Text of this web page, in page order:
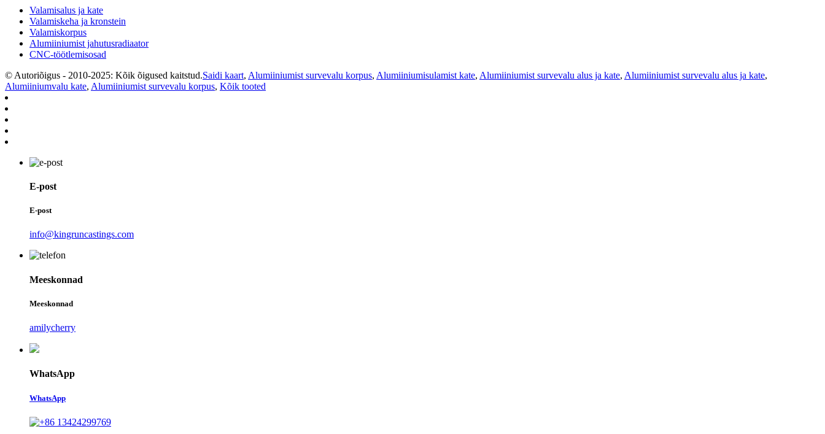
Valamisalus ja kate
Valamiskeha ja kronstein
Valamiskorpus
Alumiiniumist jahutusradiaator
CNC-töötlemisosad
© Autoriõigus - 2010-2025: Kõik õigused kaitstud.Saidi kaart, Alumiiniumist survevalu korpus, Alumiiniumisulamist kate, Alumiiniumist survevalu alus ja kate, Alumiiniumist survevalu alus ja kate,
Alumiiniumvalu kate, Alumiiniumist survevalu korpus, Kõik tooted
E-post
E-post
info@kingruncastings.com
Meeskonnad
Meeskonnad
amilycherry
WhatsApp
WhatsApp